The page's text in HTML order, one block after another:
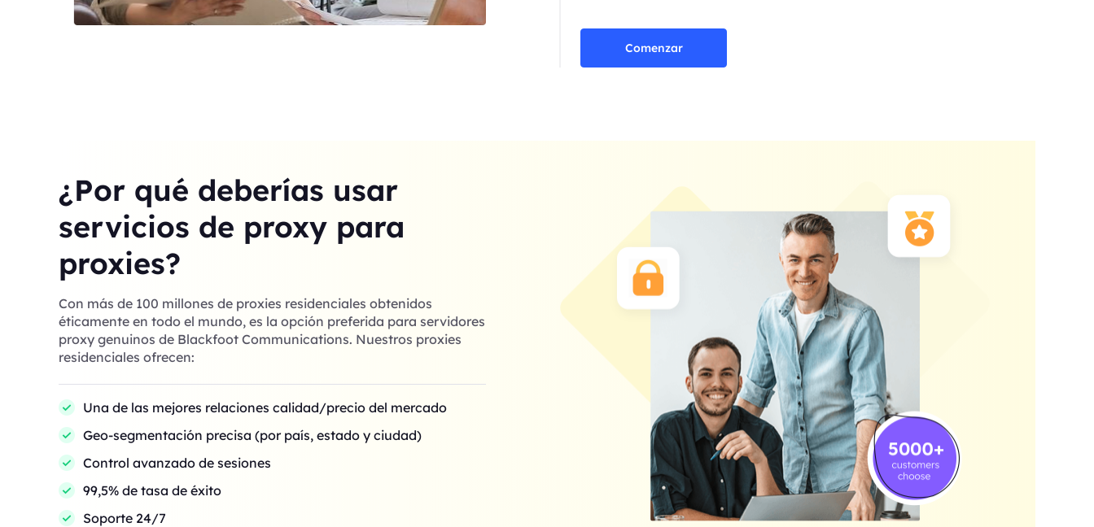
Comenzar
¿Por qué deberías usar
servicios de proxy para
proxies?
Con más de 100 millones de proxies residenciales obtenidos
éticamente en todo el mundo, es la opción preferida para servidores
proxy genuinos de Blackfoot Communications. Nuestros proxies
residenciales ofrecen:
Una de las mejores relaciones calidad/precio del mercado
Geo-segmentación precisa (por país, estado y ciudad)
Control avanzado de sesiones
99,5% de tasa de éxito
Soporte 24/7